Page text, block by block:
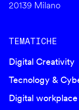
20139 Milano
TEMATICHE
Digital Creativity
Tecnology &
Digital workplace